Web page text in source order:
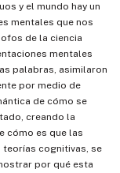
y el mundo hay un
mentales que nos
de la ciencia
mentales
palabras, asimilaron
por medio de
de cómo se
creando la
cómo es que las
cognitivas, se
por qué esta